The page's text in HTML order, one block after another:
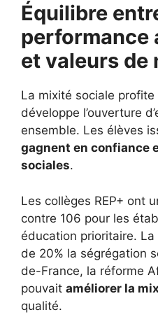
Équilibre
performance
et valeurs de
La mixité sociale
développe l’ouverture
ensemble. Les élèves
gagnent en confiance
sociales.
Les collèges REP+ ont
contre 106 pour les
éducation prioritaire.
de 20% la ségrégation
de-France, la réforme
pouvait améliorer la
qualité.